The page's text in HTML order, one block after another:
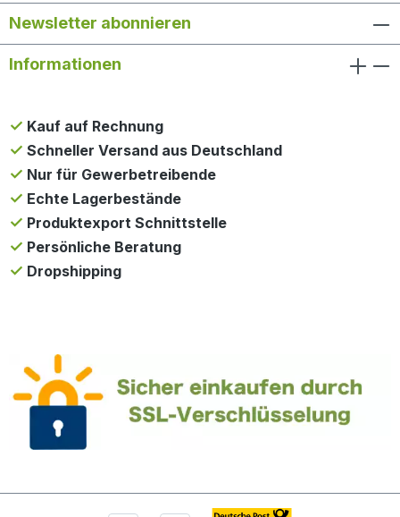
Newsletter abonnieren
Informationen
Kauf auf Rechnung
Schneller Versand aus Deutschland
Nur für Gewerbetreibende
Echte Lagerbestände
Produktexport Schnittstelle
Persönliche Beratung
Dropshipping